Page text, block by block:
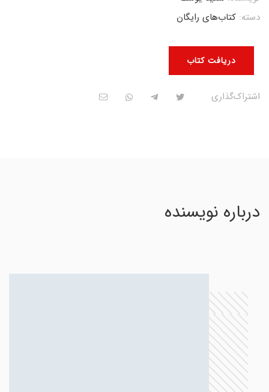
دریافت کتاب
دسته: کتاب‌های رایگان
اشتراک‌گذاری
درباره نویسنده